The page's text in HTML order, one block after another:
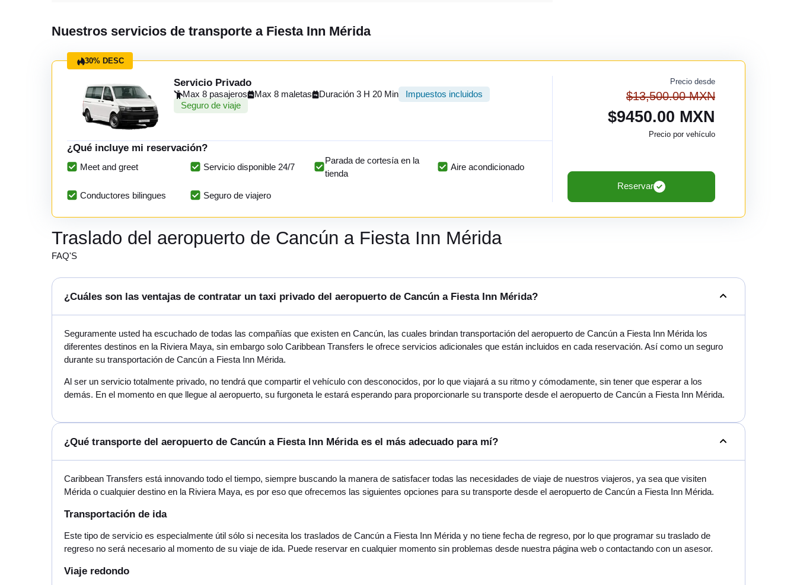
Nuestros servicios de transporte a Fiesta Inn Mérida
30% DESC
Servicio Privado
Max 8 pasajeros Max 8 maletas Duración 3 H 20 Min
Impuestos incluidos
Seguro de viaje
¿Qué incluye mi reservación?
Meet and greet Servicio disponible 24/7
Parada de cortesía en la
tienda
Aire acondicionado
Conductores bilingues Seguro de viajero
Precio desde
$13,500.00 MXN
$9450.00 MXN
Precio por vehículo
Reservar
Traslado del aeropuerto de Cancún a Fiesta Inn Mérida
FAQ'S
¿Cuáles son las ventajas de contratar un taxi privado del aeropuerto de Cancún a Fiesta Inn Mérida?
Seguramente usted ha escuchado de todas las compañías que existen en Cancún, las cuales brindan transportación del aeropuerto de Cancún a Fiesta Inn Mérida los
diferentes destinos en la Riviera Maya, sin embargo solo Caribbean Transfers le ofrece servicios adicionales que están incluidos en cada reservación. Así como un seguro
durante su transportación de Cancún a Fiesta Inn Mérida.
Al ser un servicio totalmente privado, no tendrá que compartir el vehículo con desconocidos, por lo que viajará a su ritmo y cómodamente, sin tener que esperar a los
demás. En el momento en que llegue al aeropuerto, su furgoneta le estará esperando para proporcionarle su transporte desde el aeropuerto de Cancún a Fiesta Inn Mérida.
¿Qué transporte del aeropuerto de Cancún a Fiesta Inn Mérida es el más adecuado para mí?
Caribbean Transfers está innovando todo el tiempo, siempre buscando la manera de satisfacer todas las necesidades de viaje de nuestros viajeros, ya sea que visiten
Mérida o cualquier destino en la Riviera Maya, es por eso que ofrecemos las siguientes opciones para su transporte desde el aeropuerto de Cancún a Fiesta Inn Mérida.
Transportación de ida
Este tipo de servicio es especialmente útil sólo si necesita los traslados de Cancún a Fiesta Inn Mérida y no tiene fecha de regreso, por lo que programar su traslado de
regreso no será necesario al momento de su viaje de ida. Puede reservar en cualquier momento sin problemas desde nuestra página web o contactando con un asesor.
Viaje redondo